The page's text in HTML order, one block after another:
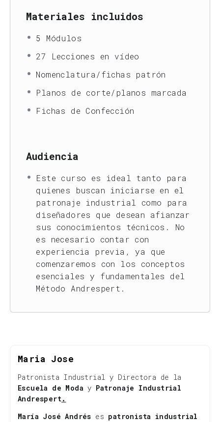
Materiales incluidos
5 Módulos
27 Lecciones en vídeo
Nomenclatura/fichas patrón
Planos de corte/planos marcada
Fichas de Confección
Audiencia
Este curso es ideal tanto para
quienes buscan iniciarse en el
patronaje industrial como para
diseñadores que desean afianzar
sus conocimientos técnicos. No
es necesario contar con
experiencia previa, ya que
comenzaremos con los conceptos
esenciales y fundamentales del
Método Andrespert.
Maria Jose
Patronista Industrial y Directora de la
Escuela de Moda y Patronaje Industrial
Andrespert.
María José Andrés es patronista industrial